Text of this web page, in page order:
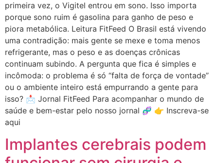
primeira vez, o Vigitel entrou em sono. Isso importa
porque sono ruim é gasolina para ganho de peso e
piora metabólica. Leitura FitFeed O Brasil está vivendo
uma contradição: mais gente se mexe e toma menos
refrigerante, mas o peso e as doenças crônicas
continuam subindo. A pergunta que fica é simples e
incômoda: o problema é só “falta de força de vontade”
ou o ambiente inteiro está empurrando a gente para
isso? 📩 Jornal FitFeed Para acompanhar o mundo de
saúde e bem-estar pelo nosso jornal 🧬 👉 Inscreva-se
aqui
Implantes cerebrais podem